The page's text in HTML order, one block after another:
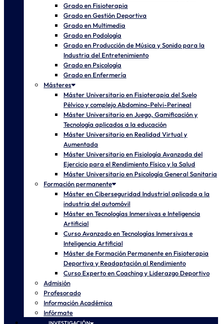
Grado en Fisioterapia
Grado en Gestión Deportiva
Grado en Multimedia
Grado en Podología
Grado en Producción de Música y Sonido para la
Industria del Entretenimiento
Grado en Psicología
Grado en Enfermería
Másteres
Máster Universitario en Fisioterapia del Suelo
Pélvico y complejo Abdomino-Pelvi-Perineal
Máster Universitario en Juego, Gamificación y
Tecnología aplicados a la educación
Máster Universitario en Realidad Virtual y
Aumentada
Máster Universitario en Fisiología Avanzada del
Ejercicio para el Rendimiento Físico y la Salud
Máster Universitario en Psicología General Sanitaria
Formación permanente
Máster en Ciberseguridad Industrial aplicada a la
industria del automóvil
Máster en Tecnologías Inmersivas e Inteligencia
Artificial
Curso Avanzado en Tecnologías Inmersivas e
Inteligencia Artificial
Máster de Formación Permanente en Fisioterapia
Deportiva y Readaptación al Rendimiento
Curso Experto en Coaching y Liderazgo Deportivo
Admisión
Profesorado
Información Académica
Infórmate